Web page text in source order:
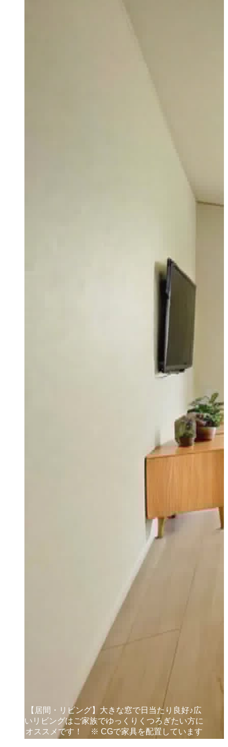
【居間・リビング】大きな窓で日当たり良好♪広
いリビングはご家族でゆっくりくつろぎたい方に
オススメです！ ※ CGで家具を配置しています